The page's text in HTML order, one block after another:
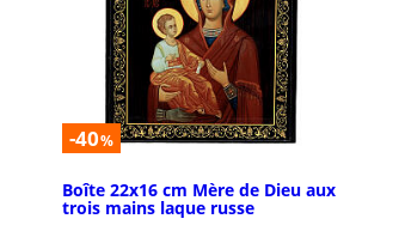
-40%
Boîte 22x16 cm Mère de Dieu aux
trois mains laque russe